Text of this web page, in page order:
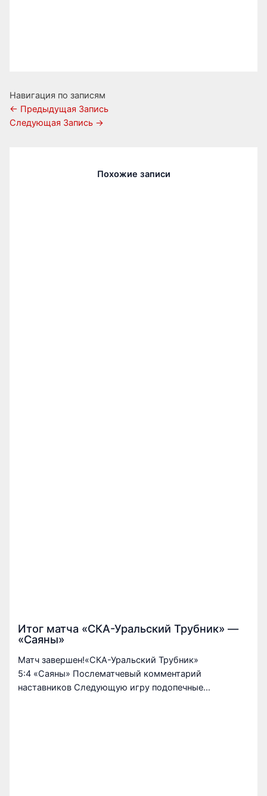
Навигация по записям
← Предыдущая Запись
Следующая Запись →
Похожие записи
Итог матча «СКА-Уральский Трубник» —
«Саяны»
Матч завершен!«СКА-Уральский Трубник»
5:4 «Саяны» Послематчевый комментарий
наставников Следующую игру подопечные…